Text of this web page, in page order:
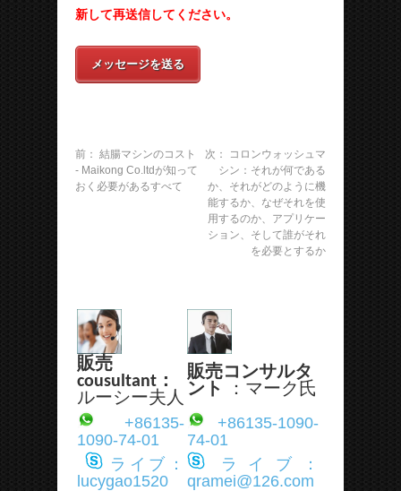
新して再送信してください。
メッセージを送る
前： 結腸マシンのコスト
- Maikong Co.ltdが知って
おく必要があるすべて
次：
コロンウォッシュマ
シン：それが何である
か、それがどのように機
能するか、なぜそれを使
用するのか、アプリケー
ション、そして誰がそれ
を必要とするか
販売
cousultant：
ルーシー夫人
販売コンサルタ
ント
：マーク氏
+86135-
1090-74-01
+86135-1090-
74-01
ライブ：
lucygao1520
ライブ：
qramei@126.com